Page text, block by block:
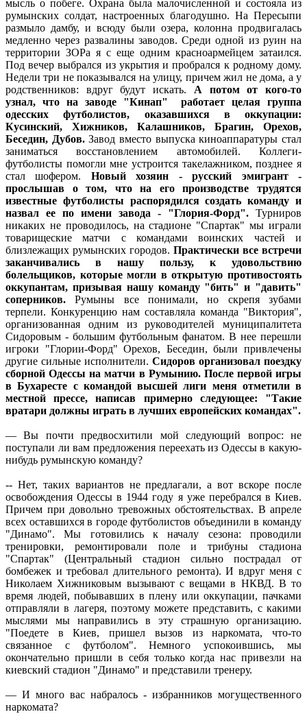
мысль о побеге. Охрана была малочисленной и состояла из
румынских солдат, настроенных благодушно. На Пересыпи
размыло дамбу, и всюду были озера, колонна продвигалась
медленно через развалины заводов. Среди одной из руин на
территории ЗОРа я с еще одним красноармейцем затаился.
Под вечер выбрался из укрытия и пробрался к родному дому.
Недели три не показывался на улицу, причем жил не дома, а у
родственников: вдруг будут искать. А потом от кого-то
узнал, что на заводе "Кинап" работает целая группа
одесских футболистов, оказавшихся в оккупации:
Кусинский, Хижников, Калашников, Брагин, Орехов,
Беседин, Дубов.Завод вместо выпуска киноаппаратуры стал
заниматься восстановлением автомобилей. Коллеги-
футболисты помогли мне устроится такелажником, позднее я
стал шофером. Новый хозяин - русский эмигрант -
прослышав о том, что на его производстве трудятся
известные футболисты распорядился создать команду и
назвал ее по имени завода - "Глория-Форд". Турниров
никаких не проводилось, на стадионе "Спартак" мы играли
товарищеские матчи с командами воинских частей и
близлежащих румынских городов. Практически все встречи
заканчивались в нашу пользу, к удовольствию
болельщиков, которые могли в открытую противостоять
оккупантам, призывая нашу команду "бить" и "давить"
соперников.Румыны все понимали, но скрепя зубами
терпели. Конкуренцию нам составляла команда "Виктория",
организованная одним из руководителей муниципалитета
Сидоровым - большим футбольным фанатом. В нее перешли
игроки "Глории-Форд" Орехов, Беседин, были привлечены
другие сильные исполнители. Сидоров организовал поездку
сборной Одессы на матчи в Румынию. После первой игры
в Бухаресте с командой высшей лиги меня отметили в
местной прессе, написав примерно следующее: "Такие
вратари должны играть в лучших европейских командах".
— Вы почти предвосхитили мой следующий вопрос: не
поступали ли вам предложения переехать из Одессы в какую-
нибудь румынскую команду?
-- Нет, таких вариантов не предлагали, а вот вскоре после
освобождения Одессы в 1944 году я уже перебрался в Киев.
Причем при довольно тревожных обстоятельствах. В апреле
всех оставшихся в городе футболистов объединили в команду
"Динамо". Мы готовились к началу сезона: проводили
тренировки, ремонтировали поле и трибуны стадиона
"Спартак" (Центральный стадион сильно пострадал от
бомбежек и требовал длительного ремонта). И вдруг меня с
Николаем Хижниковым вызывают с вещами в НКВД. В то
время людей, побывавших в плену или оккупации, пачками
отправляли в лагеря, поэтому можете представить, с какими
мыслями мы направились в эту страшную организацию.
"Поедете в Киев, пришел вызов из наркомата, что-то
связанное с футболом". Немного успокоившись, мы
окончательно пришли в себя только когда нас привезли на
киевский стадион "Динамо" и представили тренеру.
— И много вас набралось - избранников могущественного
наркомата?